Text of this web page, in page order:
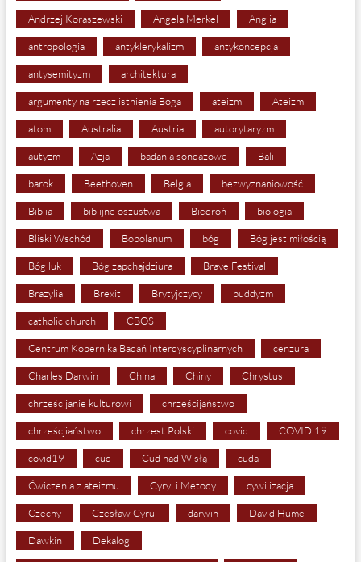
Andrzej Koraszewski Angela Merkel Anglia
antropologia antyklerykalizm antykoncepcja
antysemityzm architektura
argumenty na rzecz istnienia Boga ateizm Ateizm
atom Australia Austria autorytaryzm
autyzm Azja badania sondażowe Bali
barok Beethoven Belgia bezwyznaniowość
Biblia biblijne oszustwa Biedroń biologia
Bliski Wschód Bobolanum bóg Bóg jest miłością
Bóg luk Bóg zapchajdziura Brave Festival
Brazylia Brexit Brytyjczycy buddyzm
catholic church CBOS
Centrum Kopernika Badań Interdyscyplinarnych cenzura
Charles Darwin China Chiny Chrystus
chrześcijanie kulturowi chrześcijaństwo
chrześcjiaństwo chrzest Polski covid COVID 19
covid19 cud Cud nad Wisłą cuda
Ćwiczenia z ateizmu Cyryl i Metody cywilizacja
Czechy Czesław Cyrul darwin David Hume
Dawkin Dekalog